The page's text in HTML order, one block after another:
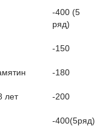
-400 (5
ряд)
лет
-150
-180
-200
-400(5ряд)